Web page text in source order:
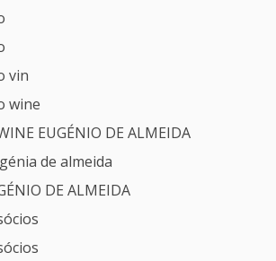
vin
wine
EUGÉNIO DE ALMEIDA
de almeida
DE ALMEIDA